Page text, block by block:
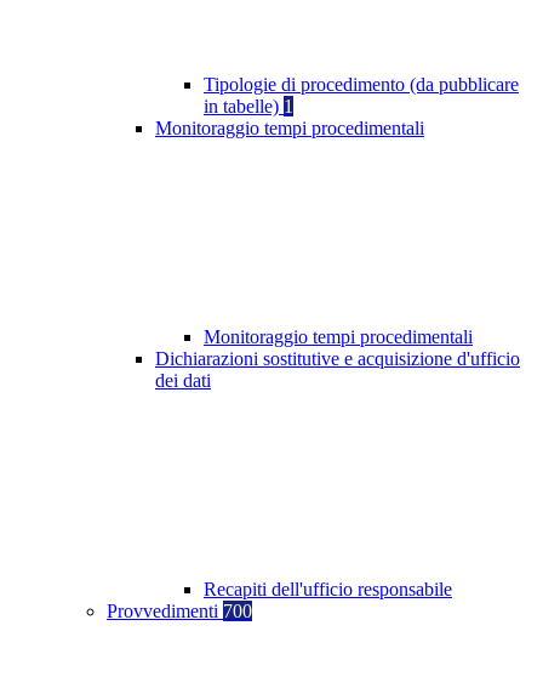
Tipologie di procedimento (da pubblicare
in tabelle) 1
Monitoraggio tempi procedimentali
Monitoraggio tempi procedimentali
Dichiarazioni sostitutive e acquisizione d'ufficio
dei dati
Recapiti dell'ufficio responsabile
Provvedimenti 700